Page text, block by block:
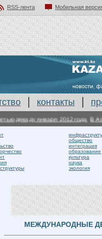
RSS-лента
Мобильная
контакты
декаду января 2012 года В
общество
интеграция
образование
культура
наука
экология
МЕЖДУНАРОДНЫЕ